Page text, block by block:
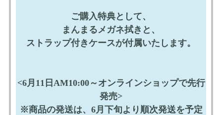
ご購入特典として、
まんまるメガネ拭きと、
ストラップ付きケースが付属いたします。
<6月11日AM10:00～オンラインショップで先行
発売>
※商品の発送は、6月下旬より順次発送を予定